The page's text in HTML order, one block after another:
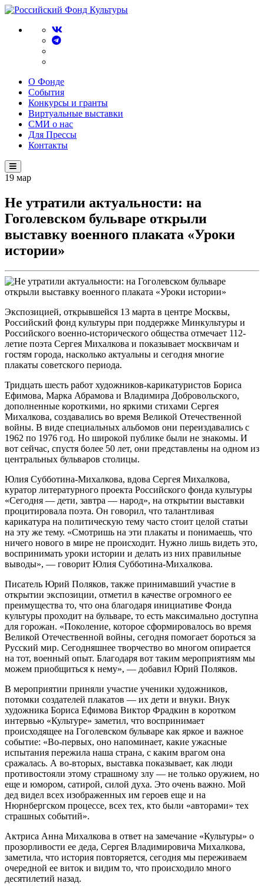
О Фонде
События
Конкурсы и гранты
Виртуальные выставки
СМИ о нас
Для Прессы
Контакты
19 мар
Не утратили актуальности: на
Гоголевском бульваре открыли
выставку военного плаката «Уроки
истории»
Экспозицией, открывшейся 13 марта в центре Москвы,
Российский фонд культуры при поддержке Минкультуры и
Российского военно-исторического общества отмечает 112-
летие поэта Сергея Михалкова и показывает москвичам и
гостям города, насколько актуальны и сегодня многие
плакаты советского периода.
Тридцать шесть работ художников-карикатуристов Бориса
Ефимова, Марка Абрамова и Владимира Добровольского,
дополненные короткими, но яркими стихами Сергея
Михалкова, создавались во время Великой Отечественной
войны. В виде специальных альбомов они переиздавались с
1962 по 1976 год. Но широкой публике были не знакомы. И
вот сейчас, спустя более 50 лет, они представлены на одном из
центральных бульваров столицы.
Юлия Субботина-Михалкова, вдова Сергея Михалкова,
куратор литературного проекта Российского фонда культуры
«Сегодня — дети, завтра — народ», на открытии выставки
процитировала поэта. Он говорил, что талантливая
карикатура на политическую тему часто стоит целой статьи
на эту же тему. «Смотришь на эти плакаты и понимаешь, что
ничего нового в мире не происходит. Нужно лишь видеть это,
воспринимать уроки истории и делать из них правильные
выводы», — говорит Юлия Субботина-Михалкова.
Писатель Юрий Поляков, также принимавший участие в
открытии экспозиции, отметил в качестве огромного ее
преимущества то, что она благодаря инициативе Фонда
культуры проходит на бульваре, то есть максимально доступна
для горожан. «Поколение, которое сформировалось во время
Великой Отечественной войны, сегодня помогает бороться за
Русский мир. Сегодняшнее творчество во многом опирается
на тот, военный опыт. Благодаря вот таким мероприятиям мы
можем приобщиться к нему», — добавил Юрий Поляков.
В мероприятии приняли участие ученики художников,
потомки создателей плакатов — их дети и внуки. Внук
художника Бориса Ефимова Виктор Фрадкин в коротком
интервью «Культуре» заметил, что воспринимает
происходящее на Гоголевском бульваре как яркое и важное
событие: «Во-первых, оно напоминает, какие ужасные
испытания пережила наша страна, с каким врагом она
сражалась. А во-вторых, выставка показывает, как люди
противостояли этому страшному злу — не только оружием, но
еще и юмором, сатирой, силой духа. Это очень важно. Мой
дед видел всех изображенных им героев еще и на
Нюрнбергском процессе, всех тех, кто были «авторами» тех
страшных событий».
Актриса Анна Михалкова в ответ на замечание «Культуры» о
прозорливости ее деда, Сергея Владимировича Михалкова,
заметила, что история повторяется, сегодня мы переживаем
очередной ее виток и видим то, что происходило много
десятилетий назад.